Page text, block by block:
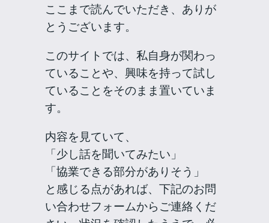
ここまで読んでいただき、ありが
とうございます。
このサイトでは、私自身が関わっ
ていることや、興味を持って試し
ていることをそのまま置いていま
す。
内容を見ていて、
「少し話を聞いてみたい」
「協業できる部分がありそう」
と感じる点があれば、下記のお問
い合わせフォームからご連絡くだ